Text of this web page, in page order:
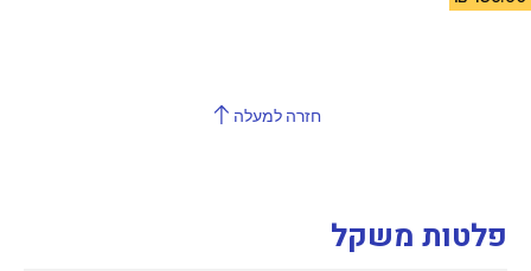
חזרה למעלה
פלטות משקל